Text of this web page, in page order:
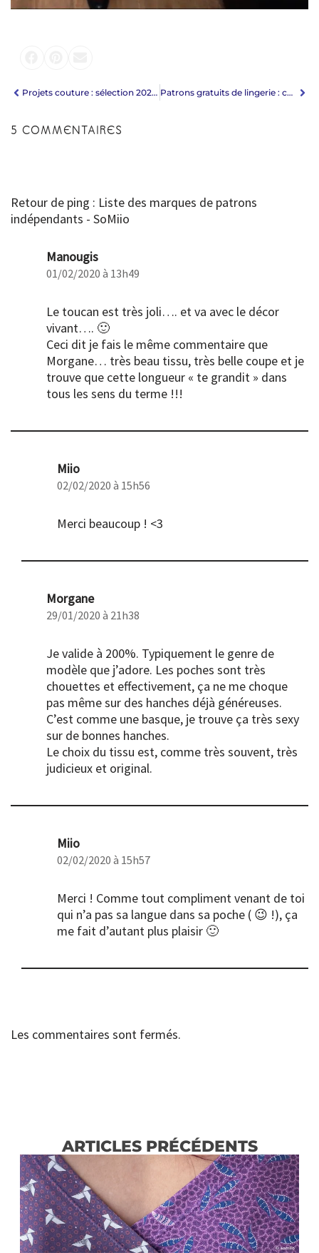
Projets couture : sélection 2020 de patrons + tissus Patrons gratuits de lingerie : culottes, soutiens-gorge & brassière
5 COMMENTAIRES
Retour de ping : Liste des marques de patrons
indépendants - SoMiio
Manougis
01/02/2020 à 13h49
Le toucan est très joli…. et va avec le décor
vivant…. 🙂
Ceci dit je fais le même commentaire que
Morgane… très beau tissu, très belle coupe et je
trouve que cette longueur « te grandit » dans
tous les sens du terme !!!
Miio
02/02/2020 à 15h56
Merci beaucoup ! <3
Morgane
29/01/2020 à 21h38
Je valide à 200%. Typiquement le genre de
modèle que j’adore. Les poches sont très
chouettes et effectivement, ça ne me choque
pas même sur des hanches déjà généreuses.
C’est comme une basque, je trouve ça très sexy
sur de bonnes hanches.
Le choix du tissu est, comme très souvent, très
judicieux et original.
Miio
02/02/2020 à 15h57
Merci ! Comme tout compliment venant de toi
qui n’a pas sa langue dans sa poche ( 😉 !), ça
me fait d’autant plus plaisir 🙂
Les commentaires sont fermés.
ARTICLES PRÉCÉDENTS